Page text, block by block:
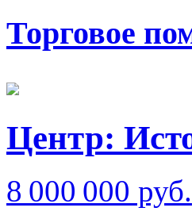
Торговое
Центр:
8 000 000 руб.